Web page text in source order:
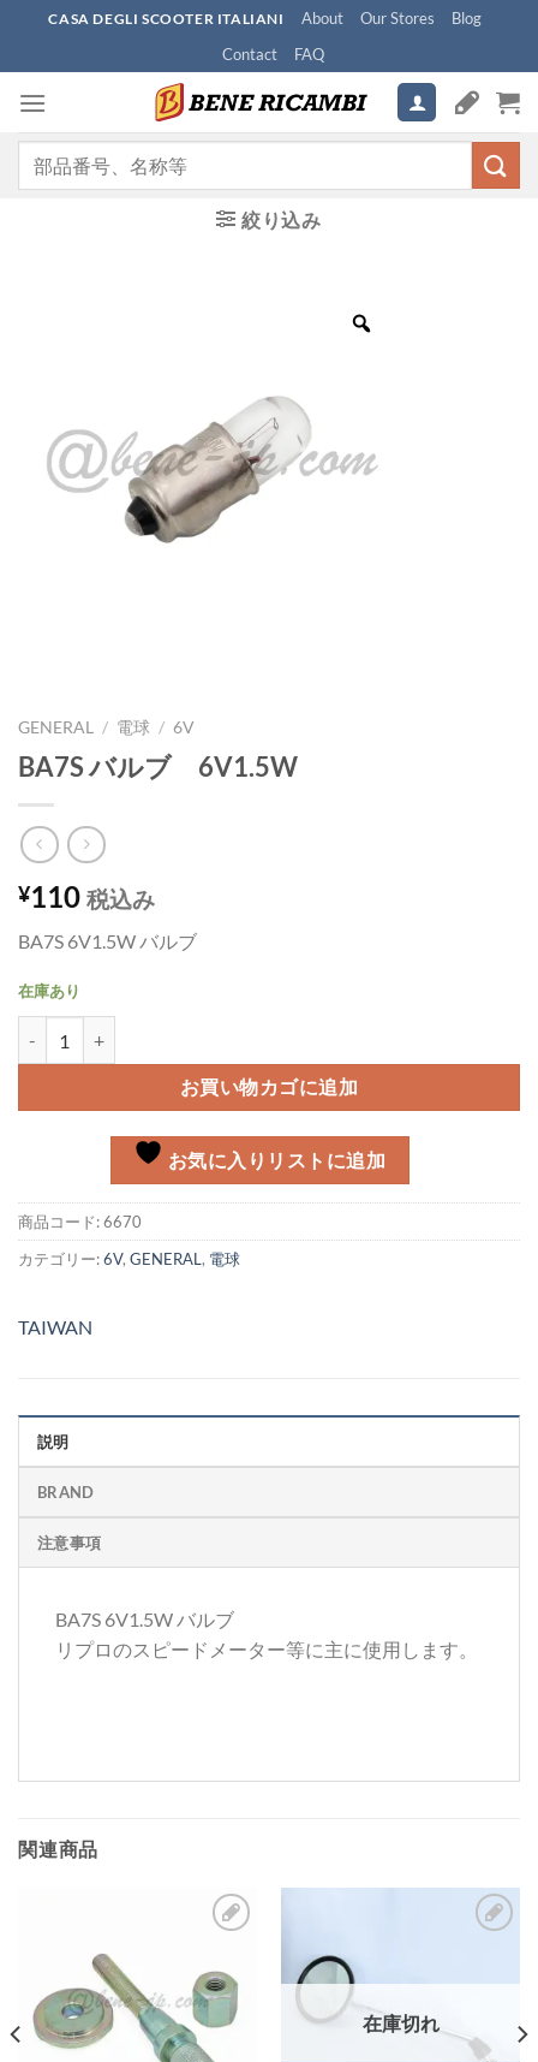
content
CASA DEGLI SCOOTER ITALIANI About Our Stores
Blog
Contact
FAQ
絞り込み
GENERAL / 電球 / 6V
BA7S バルブ 6V1.5W
¥110 税込み
BA7S 6V1.5W バルブ
在庫あり
お買い物カゴに追加
お気に入りリストに追加
商品コード:6670
カテゴリー:6V, GENERAL, 電球
TAIWAN
説明
BRAND
注意事項
BA7S 6V1.5W バルブ
リプロのスピードメーター等に主に使用します。
関連商品
気
入
気
入
在庫切れ